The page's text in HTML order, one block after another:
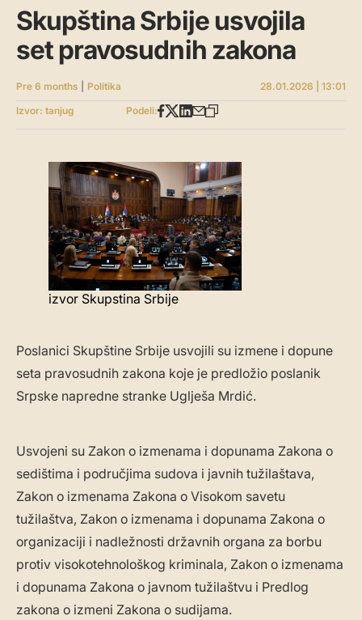
Skupština Srbije usvojila
set pravosudnih zakona
Pre 6 months Politika
28.01.2026 | 13:01
Izvor: tanjug
Podeli:
izvor Skupstina Srbije
Poslanici Skupštine Srbije usvojili su izmene i dopune
seta pravosudnih zakona koje je predložio poslanik
Srpske napredne stranke Uglješa Mrdić.
Usvojeni su Zakon o izmenama i dopunama Zakona o
sedištima i područjima sudova i javnih tužilaštava,
Zakon o izmenama Zakona o Visokom savetu
tužilaštva, Zakon o izmenama i dopunama Zakona o
organizaciji i nadležnosti državnih organa za borbu
protiv visokotehnološkog kriminala, Zakon o izmenama
i dopunama Zakona o javnom tužilaštvu i Predlog
zakona o izmeni Zakona o sudijama.